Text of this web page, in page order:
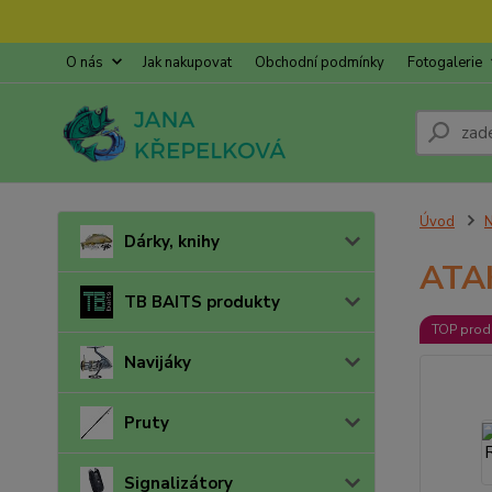
O nás Jak nakupovat Obchodní podmínky Fotogalerie
Dárky, knihy
TB BAITS produkty
Navijáky
Pruty
Signalizátory
Úvod
TOP